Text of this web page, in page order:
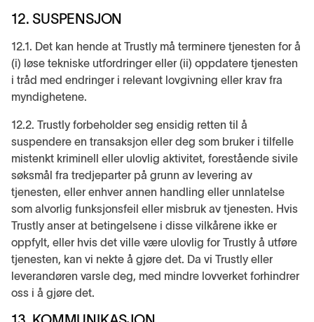
12. SUSPENSJON
12.1. Det kan hende at Trustly må terminere tjenesten for å
(i) løse tekniske utfordringer eller (ii) oppdatere tjenesten
i tråd med endringer i relevant lovgivning eller krav fra
myndighetene.
12.2. Trustly forbeholder seg ensidig retten til å
suspendere en transaksjon eller deg som bruker i tilfelle
mistenkt kriminell eller ulovlig aktivitet, forestående sivile
søksmål fra tredjeparter på grunn av levering av
tjenesten, eller enhver annen handling eller unnlatelse
som alvorlig funksjonsfeil eller misbruk av tjenesten. Hvis
Trustly anser at betingelsene i disse vilkårene ikke er
oppfylt, eller hvis det ville være ulovlig for Trustly å utføre
tjenesten, kan vi nekte å gjøre det. Da vi Trustly eller
leverandøren varsle deg, med mindre lovverket forhindrer
oss i å gjøre det.